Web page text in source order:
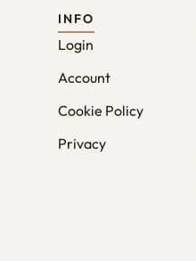
INFO
Login
Account
Cookie Policy
Privacy